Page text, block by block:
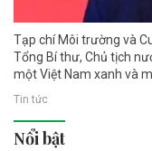
Tạp chí Môi trường và
Tổng Bí thư, Chủ tịch
một Việt Nam xanh và
Tin tức
Nổi bật